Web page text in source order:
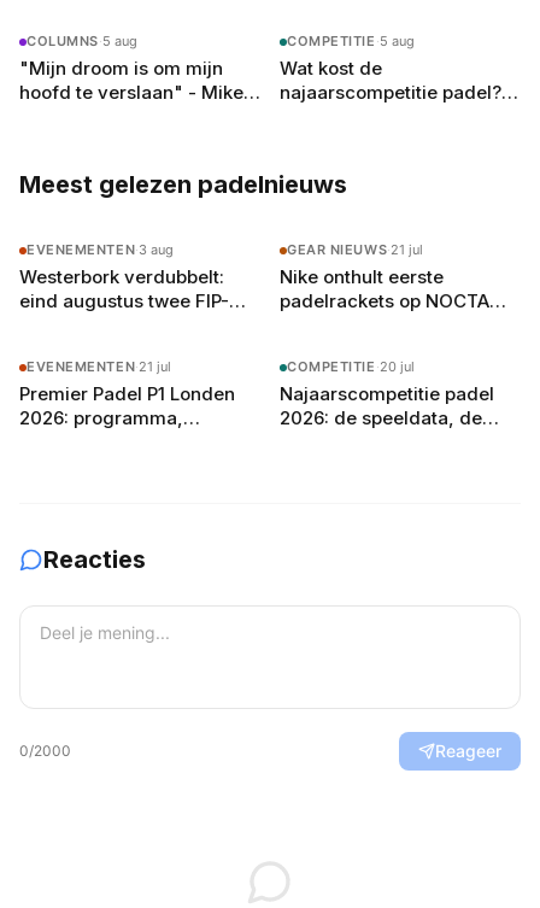
reekshoofden eruit
COLUMNS·5 aug
"Mijn droom is om mijn
hoofd te verslaan" - Mike
COMPETITIE ·5 aug
Wat kost de
najaarscompetitie padel?
Meest gelezen padelnieuws
EVENEMENTEN·3 aug
Westerbork verdubbelt:
eind augustus twee FIP-
GEAR NIEUWS·21 jul
Nike onthult eerste
padelrackets op NOCTA
EVENEMENTEN·21 jul
Premier Padel P1 Londen
2026: programma,
COMPETITIE ·20 jul
Najaarscompetitie padel
2026: de speeldata, de
Reacties
0/2000 Reageer